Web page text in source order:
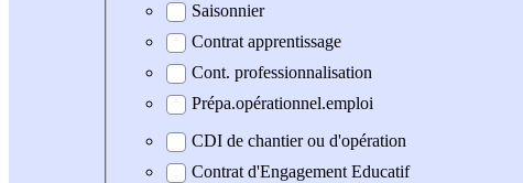
Saisonnier
Contrat apprentissage
Cont. professionnalisation
Prépa.opérationnel.emploi
CDI de chantier ou d'opération
Contrat d'Engagement Educatif